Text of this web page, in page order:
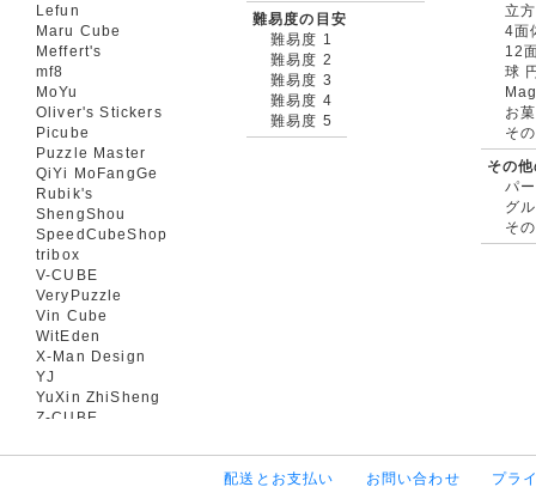
Lefun
Maru Cube
Meffert's
mf8
MoYu
Oliver's Stickers
Picube
Puzzle Master
QiYi MoFangGe
Rubik's
ShengShou
SpeedCubeShop
tribox
V-CUBE
VeryPuzzle
Vin Cube
WitEden
X-Man Design
YJ
YuXin ZhiSheng
Z-CUBE
難易度の目安
難易度 1
難易度 2
難易度 3
難易度 4
難易度 5
立
4面
12
球
お
そ
その
パ
グ
そ
配送とお支払い お問い合わせ プラ